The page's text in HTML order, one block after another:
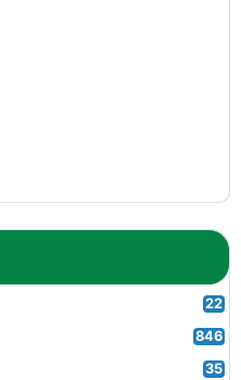
22
846
35